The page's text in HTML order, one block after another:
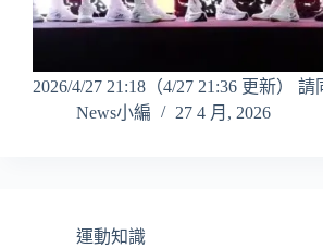
2026/4/27 21:18（4/27 21:36 更新）
News小編
27 4 月, 2026
運動知識